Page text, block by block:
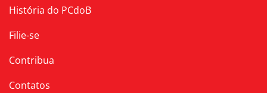
História do PCdoB
Filie-se
Contribua
Contatos